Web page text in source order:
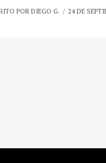
POR DIEGO G. 24 DE